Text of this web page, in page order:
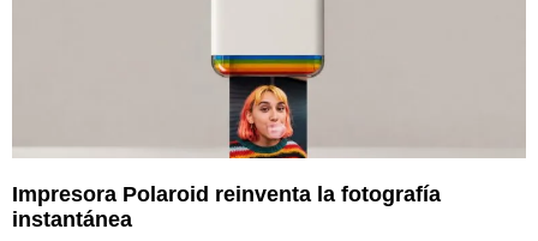
Impresora Polaroid reinventa la fotografía
instantánea